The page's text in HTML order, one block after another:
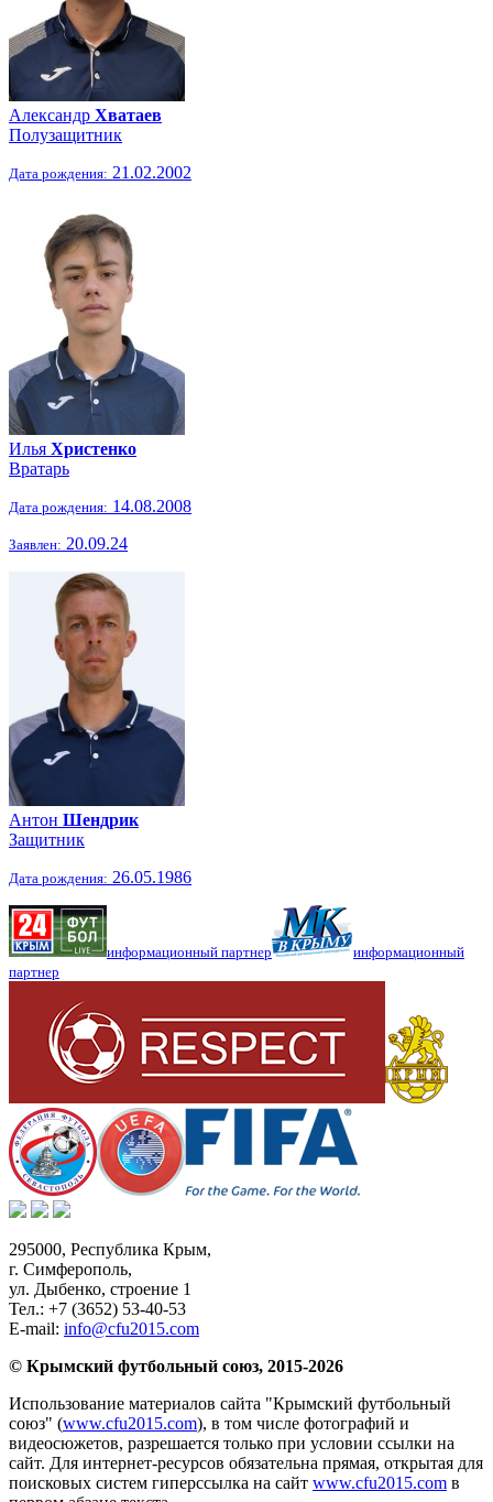
Александр Хватаев
Полузащитник
Дата рождения: 21.02.2002
Илья Христенко
Вратарь
Дата рождения: 14.08.2008
Заявлен: 20.09.24
Антон Шендрик
Защитник
Дата рождения: 26.05.1986
информационный партнер
информационный
партнер
295000, Республика Крым,
г. Симферополь,
ул. Дыбенко, строение 1
Тел.: +7 (3652) 53-40-53
E-mail: info@cfu2015.com
© Крымский футбольный союз, 2015-2026
Использование материалов сайта "Крымский футбольный
союз" (www.cfu2015.com), в том числе фотографий и
видеосюжетов, разрешается только при условии ссылки на
сайт. Для интернет-ресурсов обязательна прямая, открытая для
поисковых систем гиперссылка на сайт www.cfu2015.com в